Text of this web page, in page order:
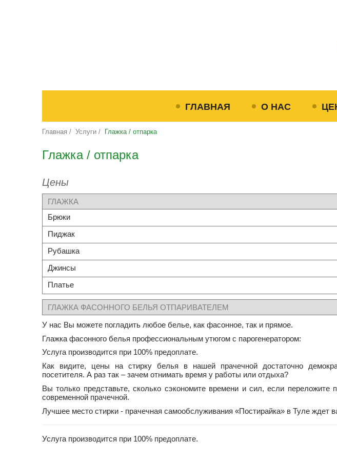
ГЛАВНАЯ О НАС
Главная / Услуги / Глажка / отпарка
Глажка / отпарка
Цены
ГЛАЖКА
Брюки
Пиджак
Рубашка
Джинсы
Платье
ГЛАЖКА ФАСОННОГО БЕЛЬЯ ОТПАРИВАТЕЛЕМ
У нас Вы можете погладить любое белье, как фасонное, так и прямое.
Глажка фасонного белья профессиональным утюгом с парогенератором:
Услуга производится при 100% предоплате.
Как видите, цены на стирку белья в нашей прачечной достаточно
посетителя. А раз так – зачем отнимать время у работы или отдыха?
Вы только представьте, сколько сэкономите времени и сил, если
современной прачечной.
Лучшее место стирки - прачечная самообслуживания «Постирайка» в Туле ждет
Услуга производится при 100% предоплате.